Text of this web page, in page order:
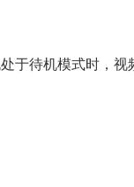
于待机模式时，视